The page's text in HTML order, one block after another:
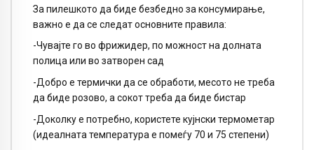
За пилешкото да биде безбедно за консумирање,
важно е да се следат основните правила:
-Чувајте го во фрижидер, по можност на долната
полица или во затворен сад
-Добро е термички да се обработи, месото не треба
да биде розово, а сокот треба да биде бистар
-Доколку е потребно, користете кујнски термометар
(идеалната температура е помеѓу 70 и 75 степени)